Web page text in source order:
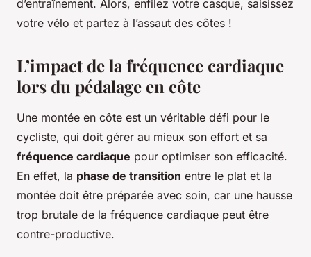
d’entraînement. Alors, enfilez votre casque, saisissez
votre vélo et partez à l’assaut des côtes !
L’impact de la fréquence cardiaque
lors du pédalage en côte
Une montée en côte est un véritable défi pour le
cycliste, qui doit gérer au mieux son effort et sa
fréquence cardiaque pour optimiser son efficacité.
En effet, la phase de transition entre le plat et la
montée doit être préparée avec soin, car une hausse
trop brutale de la fréquence cardiaque peut être
contre-productive.